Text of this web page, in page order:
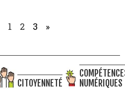
1 2 3 »
CITOYENNETÉ
NUMÉRIQUES